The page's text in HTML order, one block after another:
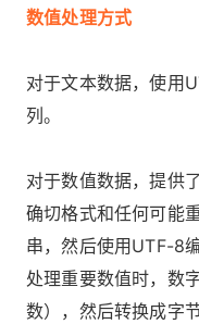
数值处理方式
对于文本数据，使用
列。
对于数值数据，提供
确切格式和任何可能
串，然后使用UTF-8
处理重要数值时，数
数），然后转换成字